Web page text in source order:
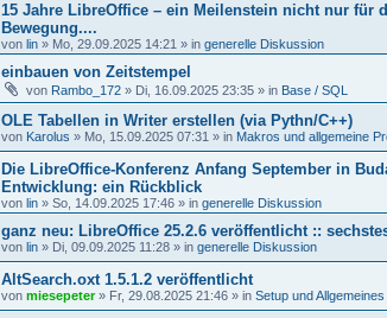
15 Jahre LibreOffice – ein Meilenstein nicht nur für
Bewegung....
von lin » Mo, 29.09.2025 14:21 » in generelle Diskussion
einbauen von Zeitstempel
von Rambo_172 » Di, 16.09.2025 23:35 » in Base / SQL
OLE Tabellen in Writer erstellen (via Pythn/C++)
von Karolus » Mo, 15.09.2025 07:31 » in Makros und allgemeine
Die LibreOffice-Konferenz Anfang September in
Entwicklung: ein Rückblick
von lin » So, 14.09.2025 17:46 » in generelle Diskussion
ganz neu: LibreOffice 25.2.6 veröffentlicht ::
von lin » Di, 09.09.2025 11:28 » in generelle Diskussion
AltSearch.oxt 1.5.1.2 veröffentlicht
von miesepeter» Fr, 29.08.2025 21:46 » in Setup und Allgemeines